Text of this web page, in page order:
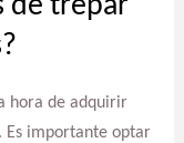
de trepar
hora de adquirir
Es importante optar